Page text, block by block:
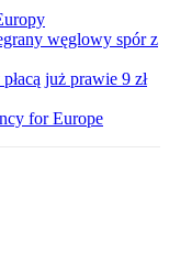
węglowy spór z
już prawie 9 zł
for Europe